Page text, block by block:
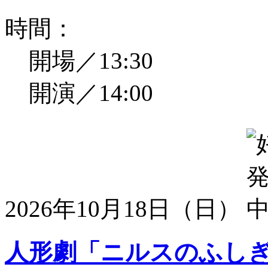
時間：
開場／13:30
開演／14:00
2026年10月18日（日）
人形劇「ニルスのふし